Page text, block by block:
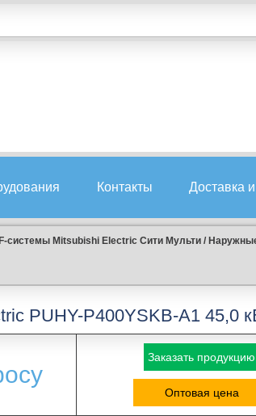
Контакты Доставка
системы Mitsubishi Electric Сити Мульти /
PUHY-P400YSKB-A1 45,0
Заказать продукцию
Оптовая цена